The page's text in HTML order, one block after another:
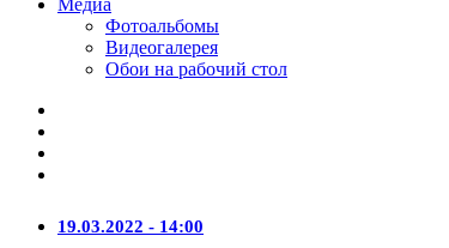
Медиа
Фотоальбомы
Видеогалерея
Обои на рабочий стол
19.03.2022 - 14:00